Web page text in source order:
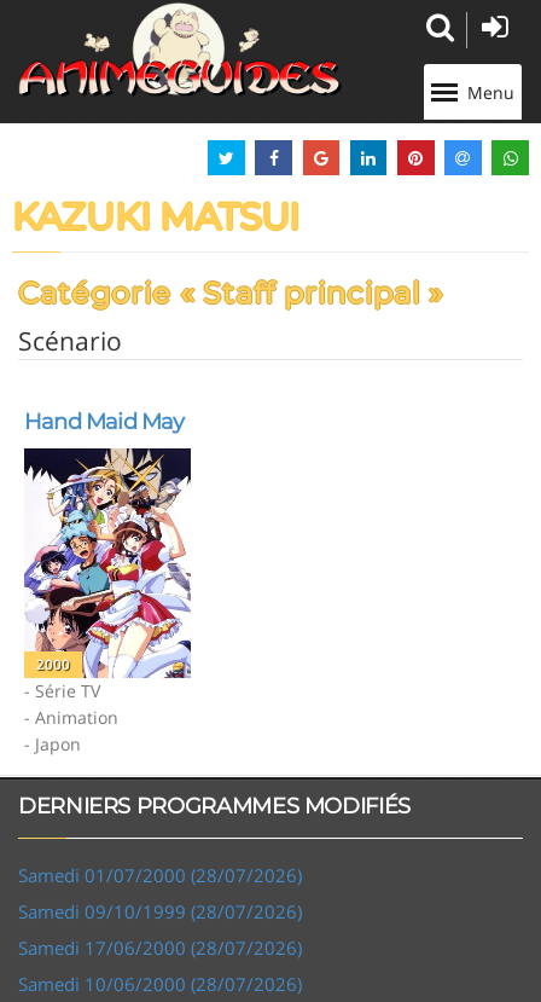
Menu
KAZUKI MATSUI
Catégorie « Staff principal »
Scénario
Hand Maid May
2000
- Série TV
- Animation
- Japon
DERNIERS PROGRAMMES MODIFIÉS
Samedi 01/07/2000 (28/07/2026)
Samedi 09/10/1999 (28/07/2026)
Samedi 17/06/2000 (28/07/2026)
Samedi 10/06/2000 (28/07/2026)
Panneau de gestion des cookies